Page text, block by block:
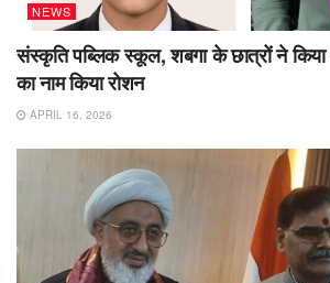
NEWS
संस्कृति पब्लिक स्कूल, शबगा के छात्रों ने किया
का नाम किया रोशन
APRIL 16, 2026